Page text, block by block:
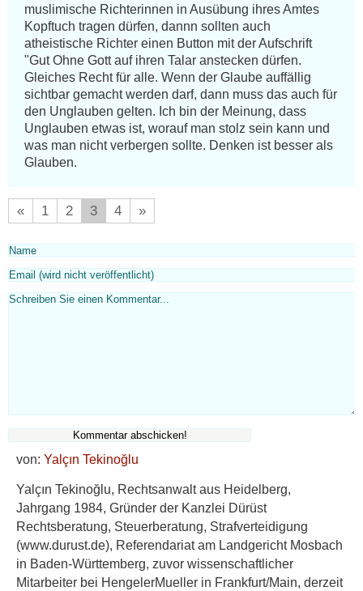
muslimische Richterinnen in Ausübung ihres Amtes
Kopftuch tragen dürfen, dannn sollten auch
atheistische Richter einen Button mit der Aufschrift
"Gut Ohne Gott auf ihren Talar anstecken dürfen.
Gleiches Recht für alle. Wenn der Glaube auffällig
sichtbar gemacht werden darf, dann muss das auch für
den Unglauben gelten. Ich bin der Meinung, dass
Unglauben etwas ist, worauf man stolz sein kann und
was man nicht verbergen sollte. Denken ist besser als
Glauben.
« 1 2 3 4 »
von: Yalçın Tekinoğlu
Yalçın Tekinoğlu, Rechtsanwalt aus Heidelberg,
Jahrgang 1984, Gründer der Kanzlei Dürüst
Rechtsberatung, Steuerberatung, Strafverteidigung
(www.durust.de), Referendariat am Landgericht Mosbach
in Baden-Württemberg, zuvor wissenschaftlicher
Mitarbeiter bei HengelerMueller in Frankfurt/Main, derzeit